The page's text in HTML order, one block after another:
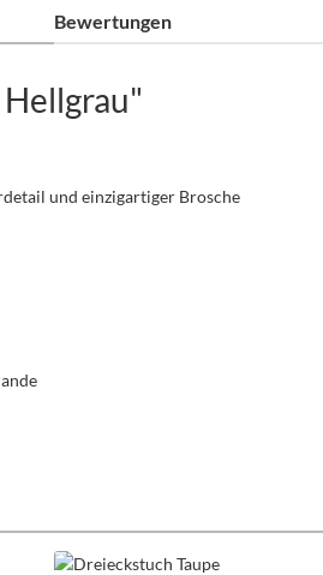
Bewertungen
und einzigartiger Brosche